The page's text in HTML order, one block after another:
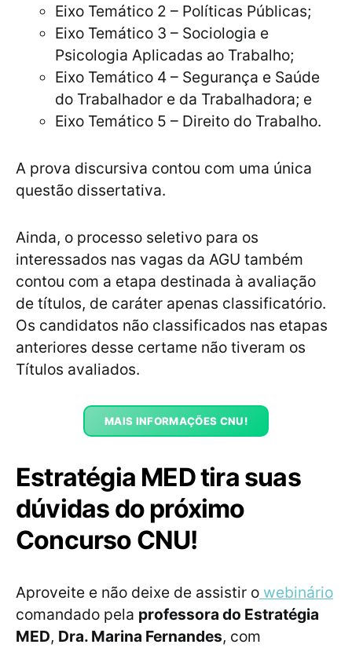
Eixo Temático 2 – Políticas Públicas;
Eixo Temático 3 – Sociologia e
Psicologia Aplicadas ao Trabalho;
Eixo Temático 4 – Segurança e Saúde
do Trabalhador e da Trabalhadora; e
Eixo Temático 5 – Direito do Trabalho.
A prova discursiva contou com uma única
questão dissertativa.
Ainda, o processo seletivo para os
interessados nas vagas da AGU também
contou com a etapa destinada à avaliação
de títulos, de caráter apenas classificatório.
Os candidatos não classificados nas etapas
anteriores desse certame não tiveram os
Títulos avaliados.
MAIS INFORMAÇÕES CNU!
Estratégia MED tira suas
dúvidas do próximo
Concurso CNU!
Aproveite e não deixe de assistir o webinário
comandado pela professora do Estratégia
MED, Dra. Marina Fernandes, com